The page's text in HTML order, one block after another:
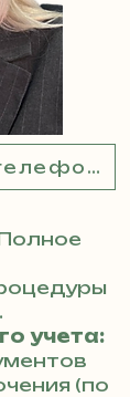
Показать номер телефона
учета:
(по